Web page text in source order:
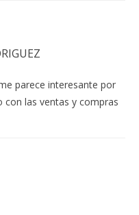
parece interesante por
las ventas y compras